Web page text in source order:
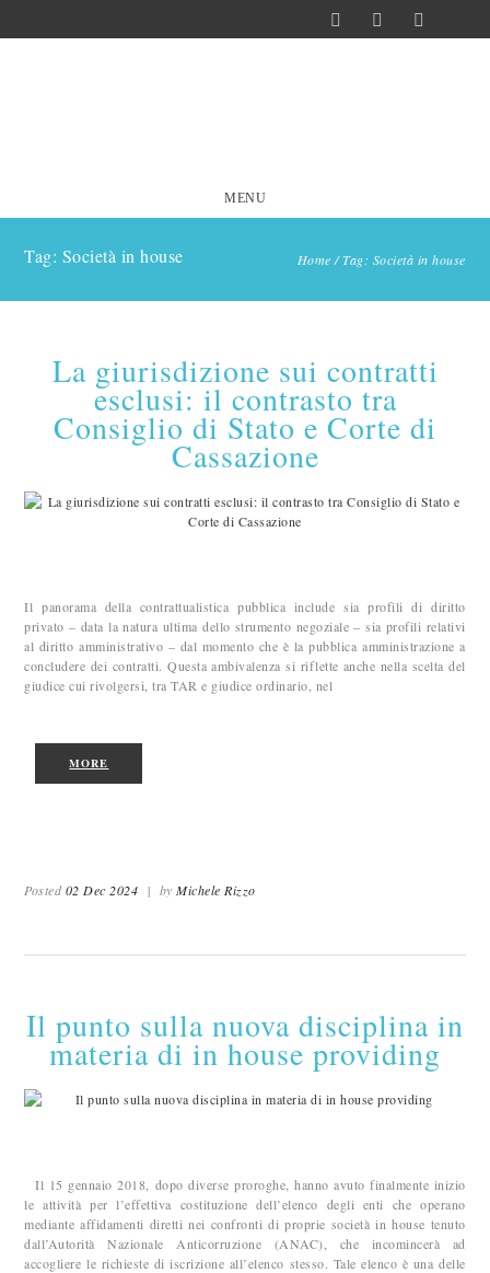
MENU
Home /Tag: Società in house
Tag: Società in house
La giurisdizione sui contratti
esclusi: il contrasto tra
Consiglio di Stato e Corte di
Cassazione
Il panorama della contrattualistica pubblica include sia profili di diritto
privato – data la natura ultima dello strumento negoziale – sia profili relativi
al diritto amministrativo – dal momento che è la pubblica amministrazione a
concludere dei contratti. Questa ambivalenza si riflette anche nella scelta del
giudice cui rivolgersi, tra TAR e giudice ordinario, nel
MORE
Posted02 Dec 2024 | byMichele Rizzo
Il punto sulla nuova disciplina in
materia di in house providing
Il 15 gennaio 2018, dopo diverse proroghe, hanno avuto finalmente inizio
le attività per l’effettiva costituzione dell’elenco degli enti che operano
mediante affidamenti diretti nei confronti di proprie società in house tenuto
dall’Autorità Nazionale Anticorruzione (ANAC), che incomincerà ad
accogliere le richieste di iscrizione all’elenco stesso. Tale elenco è una delle